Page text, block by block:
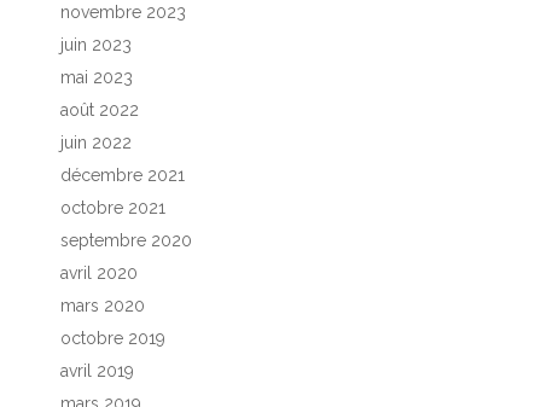
novembre 2023
juin 2023
mai 2023
août 2022
juin 2022
décembre 2021
octobre 2021
septembre 2020
avril 2020
mars 2020
octobre 2019
avril 2019